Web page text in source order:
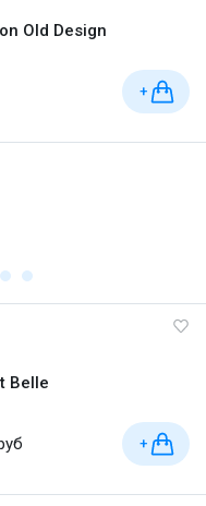
Old Design
+
Belle
+